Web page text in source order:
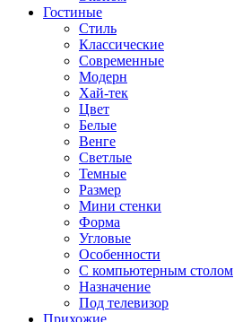
Гостиные
Стиль
Классические
Современные
Модерн
Хай-тек
Цвет
Белые
Венге
Светлые
Темные
Размер
Мини стенки
Форма
Угловые
Особенности
С компьютерным столом
Назначение
Под телевизор
Прихожие